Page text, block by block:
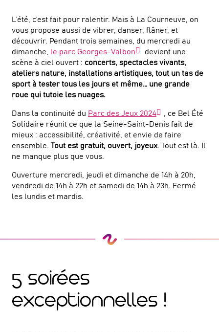
5 Les spectacles
L’été, c’est fait pour ralentir. Mais à La Courneuve, on
vous propose aussi de vibrer, danser, flâner, et
découvrir. Pendant trois semaines, du mercredi au
dimanche,
le parc Georges-Valbon
devient une
scène à ciel ouvert : concerts, spectacles vivants,
ateliers nature, installations artistiques, tout un tas de
sport à tester tous les jours et même… une grande
roue qui tutoie les nuages.
Dans la continuité du Parc des Jeux 2024
, ce Bel Été
Solidaire réunit ce que la Seine-Saint-Denis fait de
mieux : accessibilité, créativité, et envie de faire
ensemble.Tout est gratuit, ouvert, joyeux. Tout est là. Il
ne manque plus que vous.
Ouverture mercredi, jeudi et dimanche de 14h à 20h,
vendredi de 14h à 22h et samedi de 14h à 23h. Fermé
les lundis et mardis.
5 soirées
exceptionnelles !